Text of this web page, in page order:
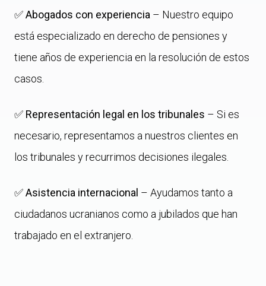
✅Abogados con experiencia – Nuestro equipo
está especializado en derecho de pensiones y
tiene años de experiencia en la resolución de estos
casos.
✅ Representación legal en los tribunales – Si es
necesario, representamos a nuestros clientes en
los tribunales y recurrimos decisiones ilegales.
✅Asistencia internacional – Ayudamos tanto a
ciudadanos ucranianos como a jubilados que han
trabajado en el extranjero.